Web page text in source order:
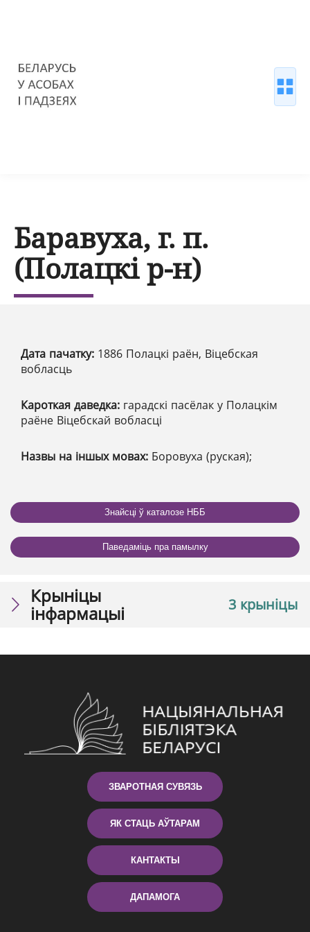
Баравуха, г. п.
(Полацкі р-н)
Дата пачатку: 1886 Полацкі раён, Віцебская
вобласць
Кароткая даведка: гарадскі пасёлак у Полацкім
раёне Віцебскай вобласці
Назвы на іншых мовах: Боровуха (руская);
Знайсці ў каталозе НББ
Паведаміць пра памылку
3 крыніцы
Крыніцы
інфармацыі
ЗВАРОТНАЯ СУВЯЗЬ
ЯК СТАЦЬ АЎТАРАМ
КАНТАКТЫ
ДАПАМОГА